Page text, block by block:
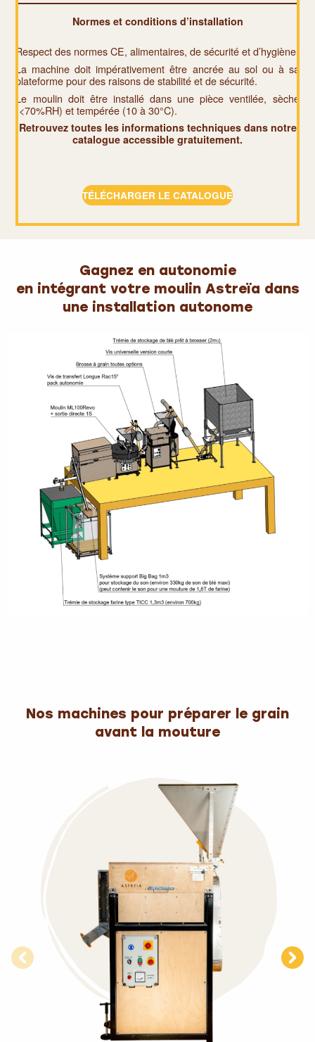
Normes et conditions d’installation
Respect des normes CE, alimentaires, de sécurité et d’hygiène.
La machine doit impérativement être ancrée au sol ou à sa
plateforme pour des raisons de stabilité et de sécurité.
Le moulin doit être installé dans une pièce ventilée, sèche
(<70%RH) et tempérée (10 à 30°C).
Retrouvez toutes les informations techniques dans notre
catalogue accessible gratuitement.
TÉLÉCHARGER LE CATALOGUE
Gagnez en autonomie
en intégrant votre moulin Astreïa dans
une installation autonome
Nos machines pour préparer le grain
avant la mouture